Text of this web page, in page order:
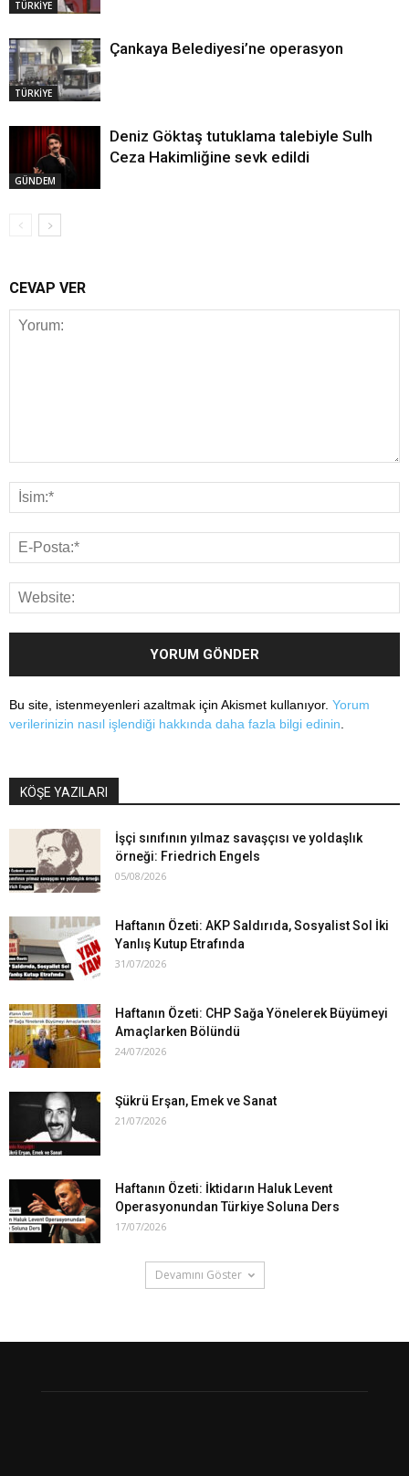
TÜRKİYE
TÜRKİYE
Çankaya Belediyesi’ne operasyon
GÜNDEM
Deniz Göktaş tutuklama talebiyle Sulh
Ceza Hakimliğine sevk edildi
CEVAP VER
Bu site, istenmeyenleri azaltmak için Akismet kullanıyor. Yorum
verilerinizin nasıl işlendiği hakkında daha fazla bilgi edinin
KÖŞE YAZILARI
İşçi sınıfının yılmaz savaşçısı ve yoldaşlık
örneği: Friedrich Engels
05/08/2026
Haftanın Özeti: AKP Saldırıda, Sosyalist Sol İki
Yanlış Kutup Etrafında
31/07/2026
Haftanın Özeti: CHP Sağa Yönelerek Büyümeyi
Amaçlarken Bölündü
24/07/2026
Şükrü Erşan, Emek ve Sanat
21/07/2026
Haftanın Özeti: İktidarın Haluk Levent
Operasyonundan Türkiye Soluna Ders
17/07/2026
Devamını Göster